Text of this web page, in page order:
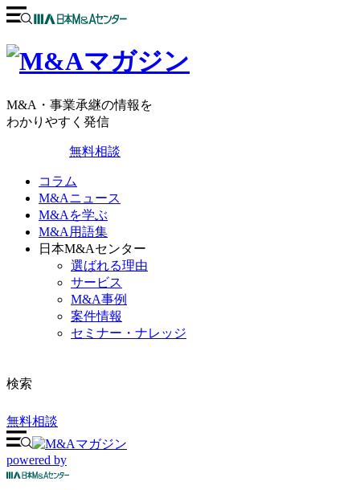
M&A・事業承継の情報を
わかりやすく発信
無料相談
コラム
M&Aニュース
M&Aを学ぶ
M&A用語集
日本M&Aセンター
選ばれる理由
サービス
M&A事例
案件情報
セミナー・ナレッジ
検索
無料相談
powered by